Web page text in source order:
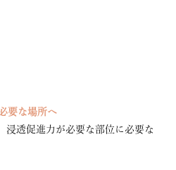
要な場所へ
浸透促進力が必要な部位に必要な